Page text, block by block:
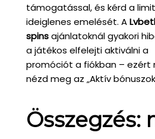
támogatással, és kérd a limit
ideiglenes emelését. A
spinsajánlatoknál gyakori
a játékos elfelejti aktiválni a
promóciót a fiókban – ezért
nézd meg az „Aktív
Összegzés: